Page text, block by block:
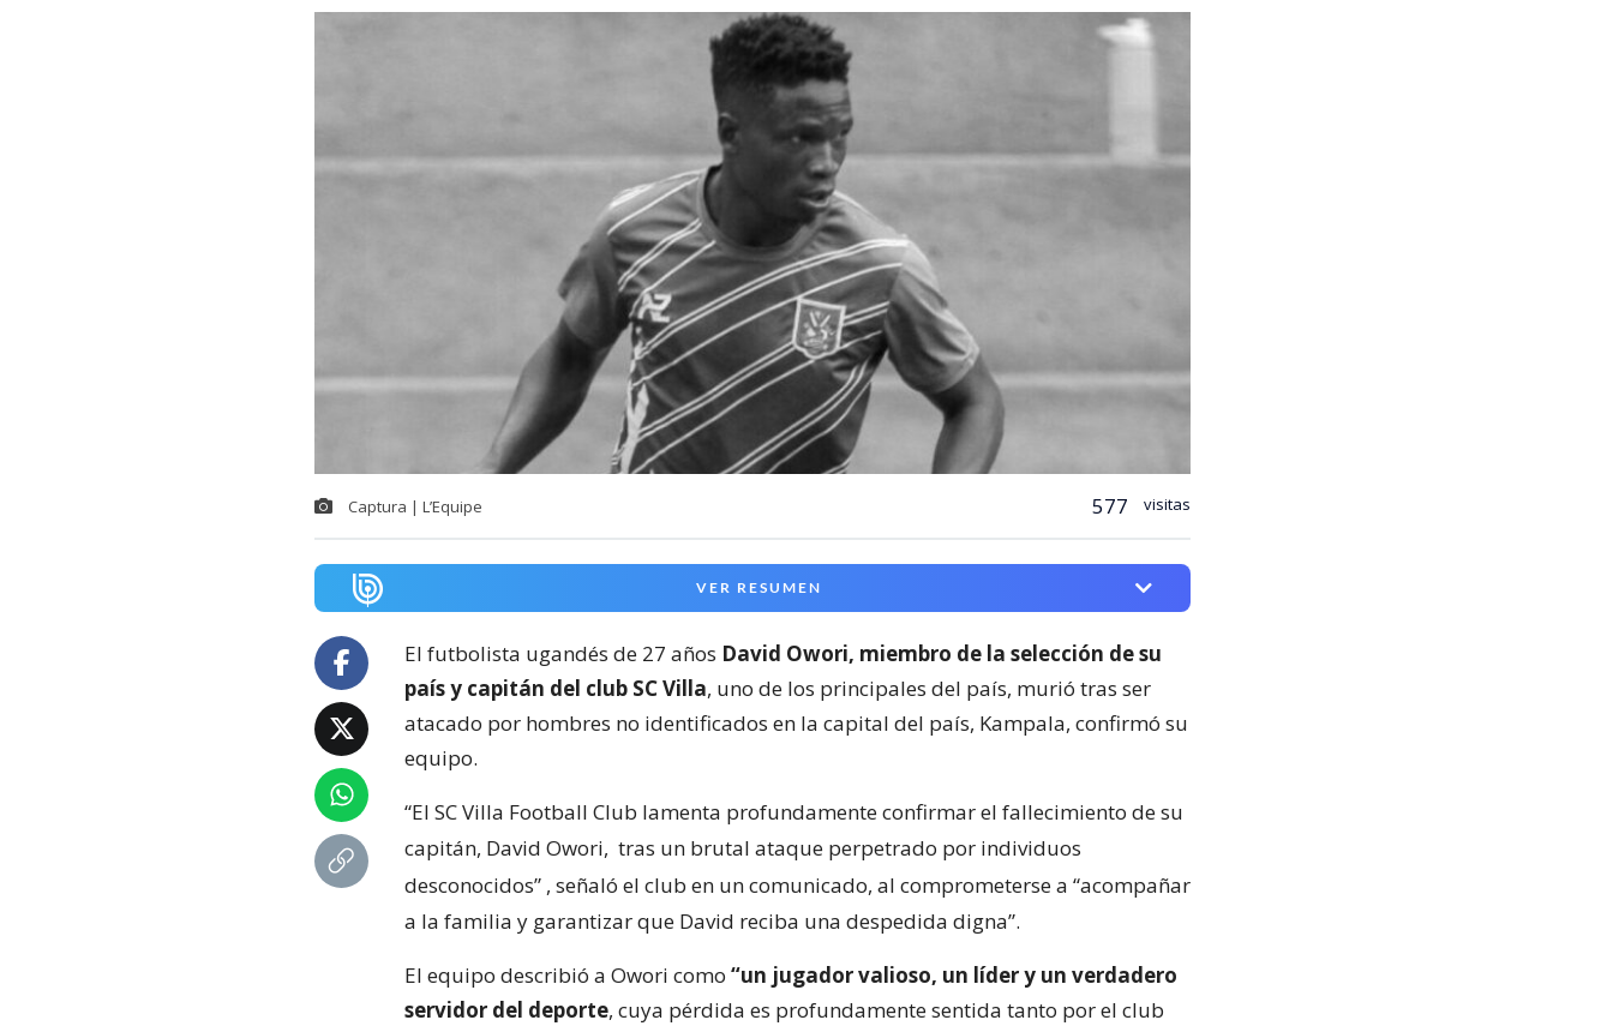
Captura | L’Equipe 577 visitas
VER RESUMEN
El futbolista ugandés de 27 años David Owori, miembro de la selección de su
país y capitán del club SC Villa, uno de los principales del país, murió tras ser
atacado por hombres no identificados en la capital del país, Kampala, confirmó su
equipo.
“El SC Villa Football Club lamenta profundamente confirmar el fallecimiento de su
capitán, David Owori, tras un brutal ataque perpetrado por individuos
desconocidos” , señaló el club en un comunicado, al comprometerse a “acompañar
a la familia y garantizar que David reciba una despedida digna”.
El equipo describió a Owori como “un jugador valioso, un líder y un verdadero
servidor del deporte, cuya pérdida es profundamente sentida tanto por el club